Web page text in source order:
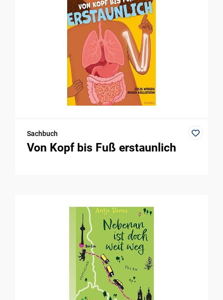
Sachbuch
Von Kopf bis Fuß erstaunlich